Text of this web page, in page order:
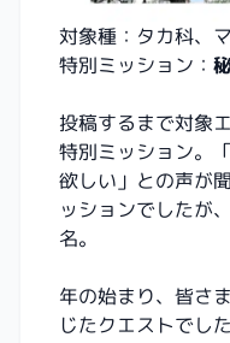
対象種：タカ科、
特別ミッション：
投稿するまで対象
特別ミッション。
欲しい」との声が
ッションでしたが
名。
年の始まり、皆さ
じたクエストでした